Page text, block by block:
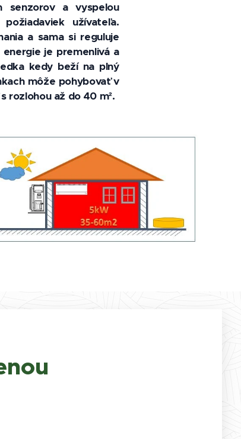
senzorov a vyspelou
užívateľa.
a sama si reguluje
je premenlivá a
kedy beží na plný
môže pohybovať v
rozlohou až do 40 m².